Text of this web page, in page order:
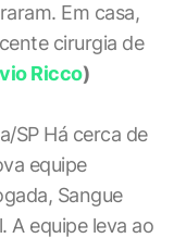
Em casa,
cirurgia de
Ricco)
SP Há cerca de
equipe
Sangue
A equipe leva ao